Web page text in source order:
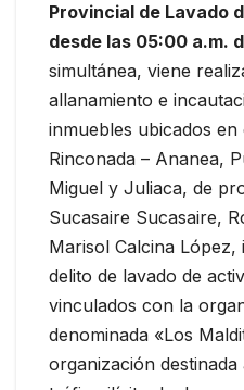
Provincial de Lavado
desde las 05:00 a.m.
simultánea, viene
allanamiento e
inmuebles ubicados
Rinconada – Ananea,
Miguel y Juliaca, de
Sucasaire Sucasaire,
Marisol Calcina López,
delito de lavado de
vinculados con la
denominada «Los
organización